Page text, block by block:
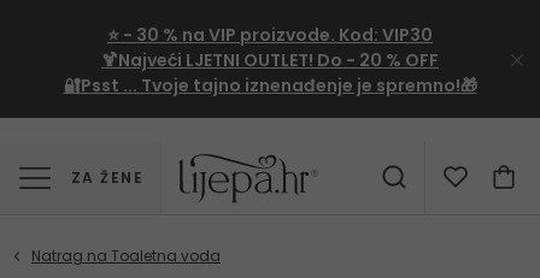
⭐ - 30 % na VIP proizvode. Kod: VIP30
🍹Najveći LJETNI OUTLET! Do - 20 % OFF
🔐Psst ... Tvoje tajno iznenađenje je spremno!🎁
ZA ŽENE